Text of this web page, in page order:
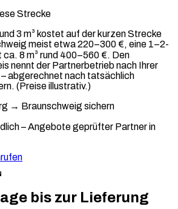
Strecke
3 m³ kostet auf der kurzen Strecke
meist etwa 220–300 €, eine 1–2-
ca. 8 m³ rund 400–560 €. Den
nennt der Partnerbetrieb nach Ihrer
abgerechnet nach tatsächlich
(Preise illustrativ.)
→ Braunschweig sichern
– Angebote geprüfter Partner in
bis zur Lieferung